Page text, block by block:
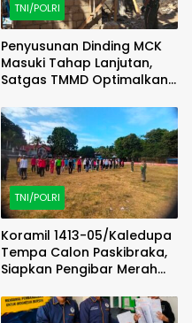
TNI/POLRI
Penyusunan Dinding MCK
Masuki Tahap Lanjutan,
Satgas TMMD Optimalkan
TNI/POLRI
Koramil 1413-05/Kaledupa
Tempa Calon Paskibraka,
Siapkan Pengibar Merah
Disiplin